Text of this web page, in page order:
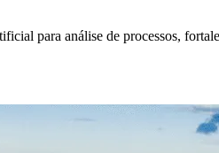
para análise de processos,